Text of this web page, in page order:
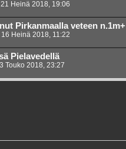
21 Heinä 2018, 19:06
Pirkanmaalla veteen n.1m+
16 Heinä 2018, 11:22
Pielavedellä
Touko 2018, 23:27